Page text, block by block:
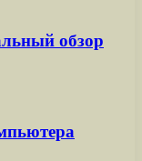
обзор